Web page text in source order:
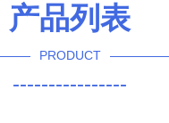
产品列表
PRODUCT
----------------